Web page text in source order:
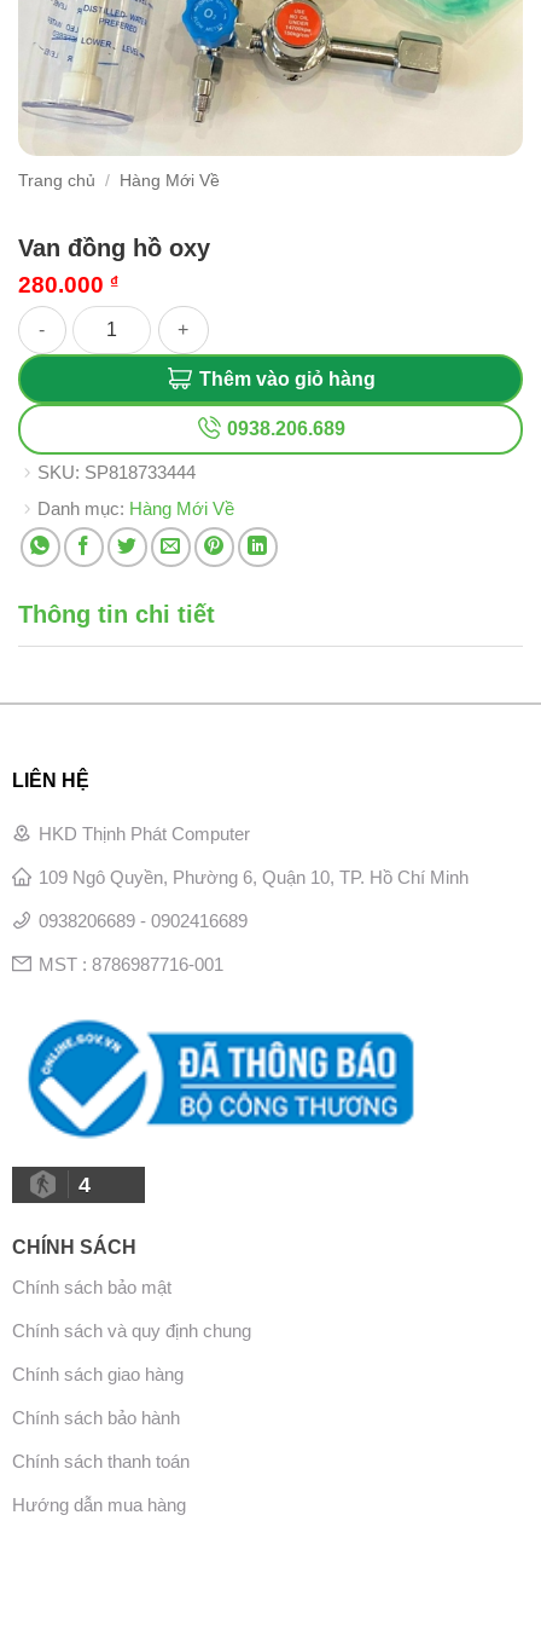
Trang chủ / Hàng Mới Về
Van đồng hồ oxy
280.000 ₫
Van đồng hồ oxy số lượng
Thêm vào giỏ hàng
0938.206.689
SKU: SP818733444
Danh mục: Hàng Mới Về
Thông tin chi tiết
LIÊN HỆ
HKD Thịnh Phát Computer
109 Ngô Quyền, Phường 6, Quận 10, TP. Hồ Chí Minh
0938206689 - 0902416689
MST : 8786987716-001
4
CHÍNH SÁCH
Chính sách bảo mật
Chính sách và quy định chung
Chính sách giao hàng
Chính sách bảo hành
Chính sách thanh toán
Hướng dẫn mua hàng